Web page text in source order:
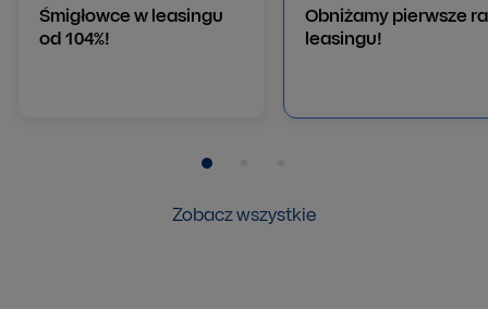
Śmigłowce w leasingu
od 104%!
Obniżamy pierwsze
leasingu!
Zobacz wszystkie